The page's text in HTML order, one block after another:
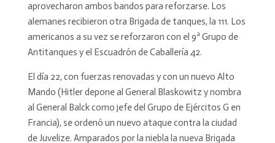
aprovecharon ambos bandos para reforzarse. Los
alemanes recibieron otra Brigada de tanques, la 111. Los
americanos a su vez se reforzaron con el 9ª Grupo de
Antitanques y el Escuadrón de Caballería 42.
El día 22, con fuerzas renovadas y con un nuevo Alto
Mando (Hitler depone al General Blaskowitz y nombra
al General Balck como jefe del Grupo de Ejércitos G en
Francia), se ordenó un nuevo ataque contra la ciudad
de Juvelize. Amparados por la niebla la nueva Brigada